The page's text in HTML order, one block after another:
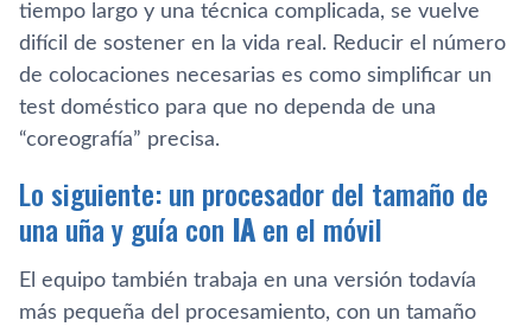
tiempo largo y una técnica complicada, se vuelve
difícil de sostener en la vida real. Reducir el número
de colocaciones necesarias es como simplificar un
test doméstico para que no dependa de una
“coreografía” precisa.
Lo siguiente: un procesador del tamaño de
una uña y guía con IAen el móvil
El equipo también trabaja en una versión todavía
más pequeña del procesamiento, con un tamaño